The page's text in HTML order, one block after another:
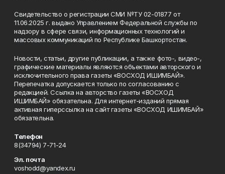
Свидетельство о регистрации СМИ №ТУ 02-01877 от
11.06.2025 г. выдано Управлением Федеральной службы по
надзору в сфере связи, информационных технологий и
массовых коммуникаций по Республике Башкортостан.
Новости, статьи, другие публикации, а также фото-, видео-,
графические материалы являются объектами авторского и
исключительного права газеты «ВОСХОД ИШИМБАЙ».
Перепечатка допускается только по согласованию с
редакцией. Ссылка на авторство газеты «ВОСХОД
ИШИМБАЙ» обязательна. Для интернет-изданий прямая
активная гиперссылка на сайт газеты «ВОСХОД ИШИМБАЙ»
обязательна.
Телефон
8(34794) 7-71-24
Эл. почта
voshodd@yandex.ru